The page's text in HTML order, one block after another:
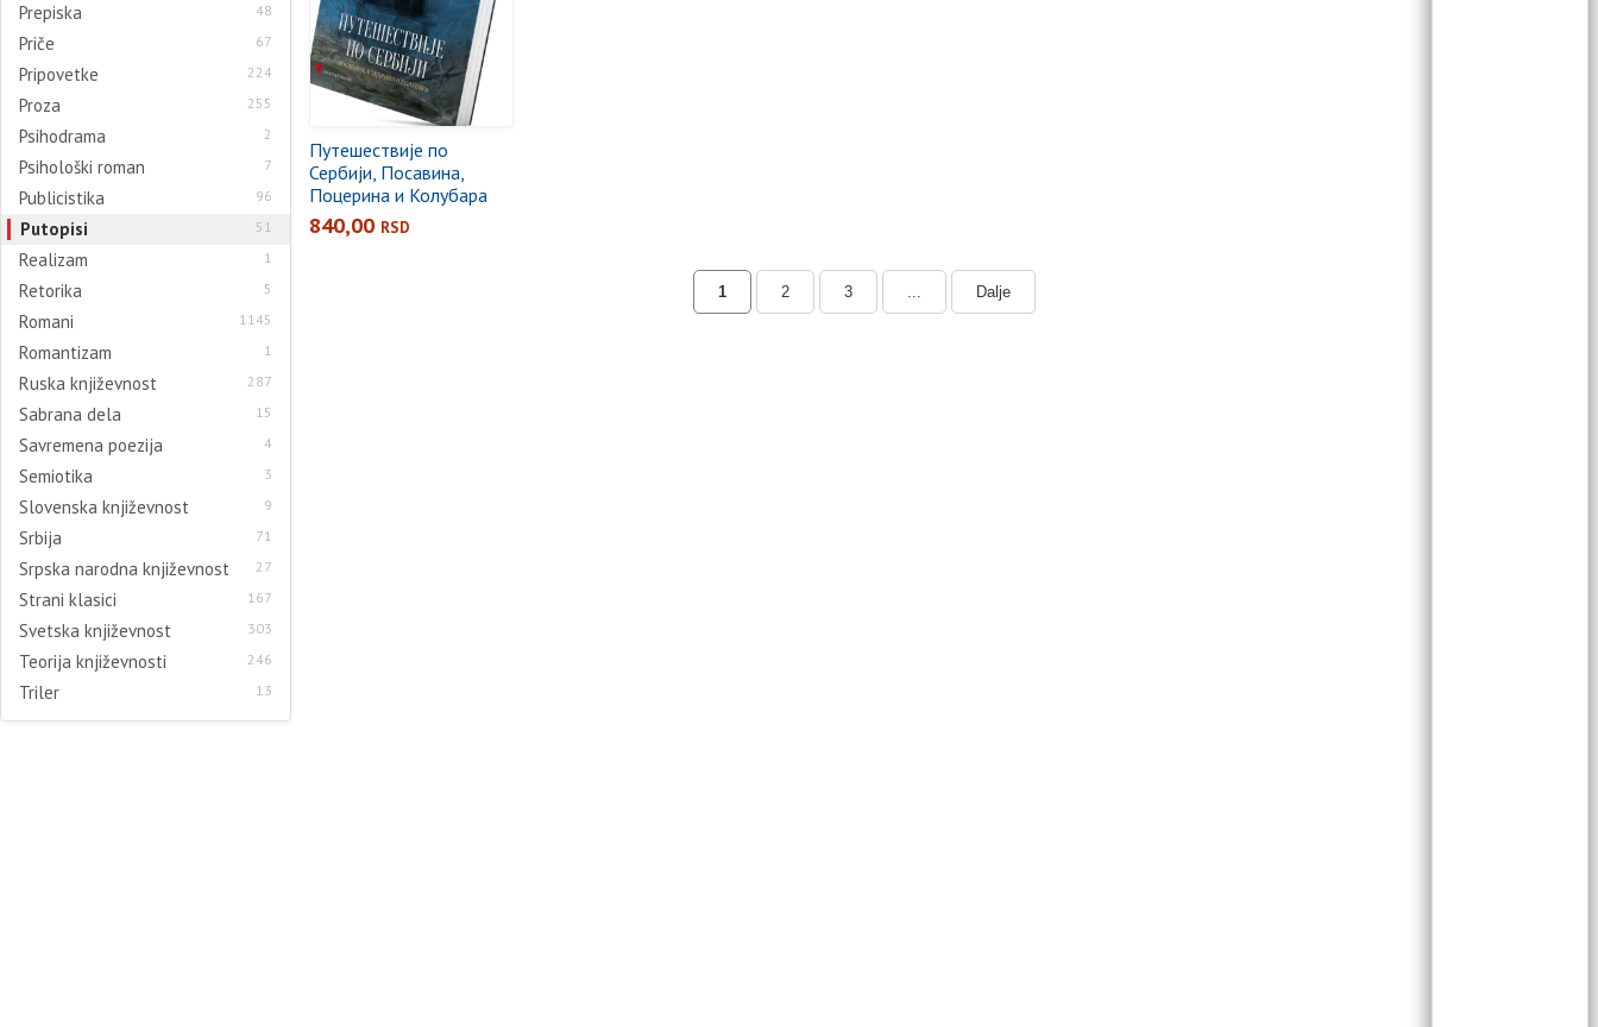
Prepiska 48
Priče 67
Pripovetke 224
Proza 255
Psihodrama 2
Psihološki roman 7
Publicistika 96
Putopisi 51
Realizam 1
Retorika 5
Romani 1145
Romantizam 1
Ruska književnost 287
Sabrana dela 15
Savremena poezija 4
Semiotika 3
Slovenska književnost 9
Srbija 71
Srpska narodna književnost 27
Strani klasici 167
Svetska književnost 303
Teorija književnosti 246
Triler 13
Путешествије по
Сербији, Посавина,
Поцерина и Колубара
840,00 RSD
1 2 3 ... Dalje